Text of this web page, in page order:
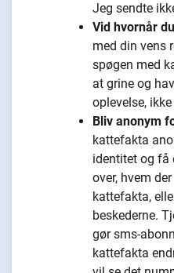
Jeg sendte
Vid hvornår
med din vens
spøgen med
at grine og
oplevelse,
Bliv anonym
kattefakta
identitet og få
over, hvem
kattefakta,
beskederne.
gør sms-
kattefakta